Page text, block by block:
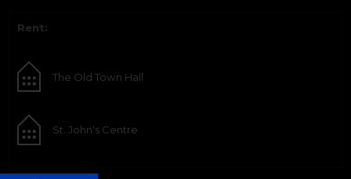
Rent:
The Old Town Hall
St. John's Centre